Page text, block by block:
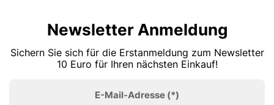
Newsletter Anmeldung
Sichern Sie sich für die Erstanmeldung zum Newsletter
10 Euro für Ihren nächsten Einkauf!
E-Mail-Adresse (*)